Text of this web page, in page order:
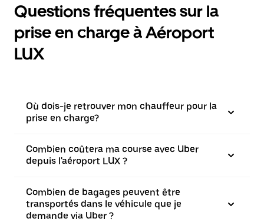
Questions fréquentes sur la
prise en charge à Aéroport
LUX
Où dois-je retrouver mon chauffeur pour la
prise en charge?
Combien coûtera ma course avec Uber
depuis l'aéroport LUX ?
Combien de bagages peuvent être
transportés dans le véhicule que je
demande via Uber ?